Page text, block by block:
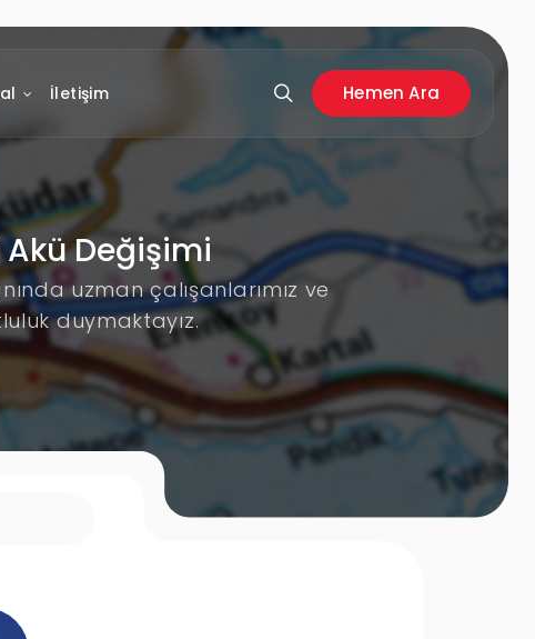
Hemen Ara
İletişim
Akü Değişimi
uzman çalışanlarımız ve
duymaktayız.